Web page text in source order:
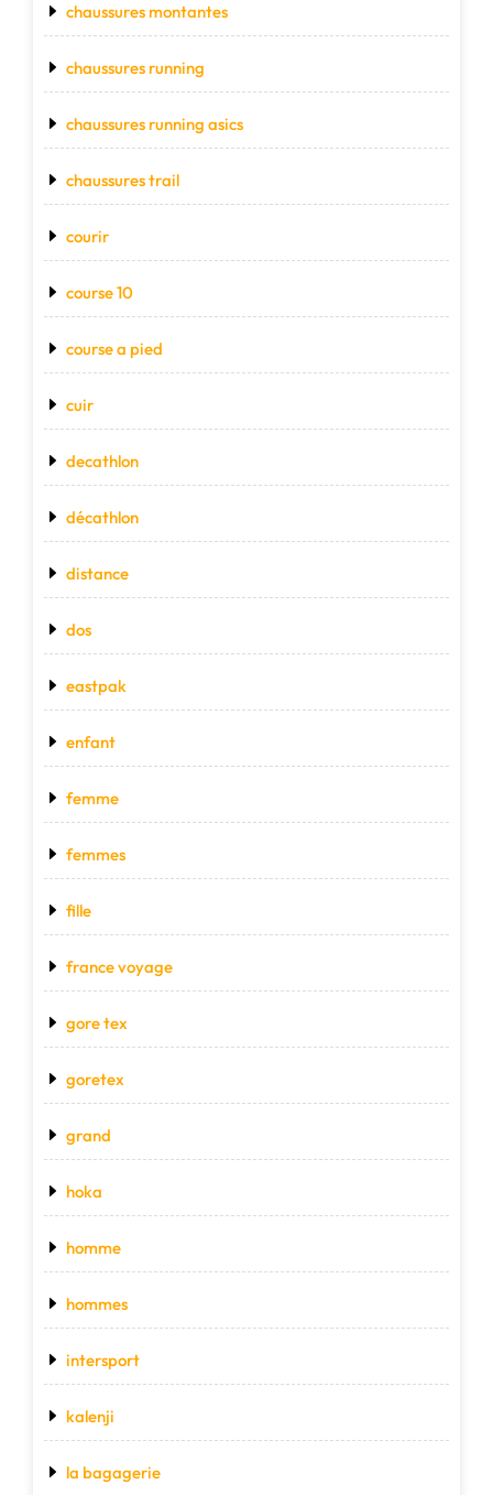
chaussures montantes
chaussures running
chaussures running asics
chaussures trail
courir
course 10
course a pied
cuir
decathlon
décathlon
distance
dos
eastpak
enfant
femme
femmes
fille
france voyage
gore tex
goretex
grand
hoka
homme
hommes
intersport
kalenji
la bagagerie